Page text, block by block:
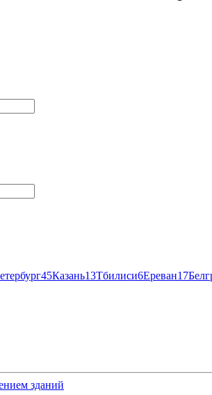
45Казань13Тбилиси6Ереван17
зданий